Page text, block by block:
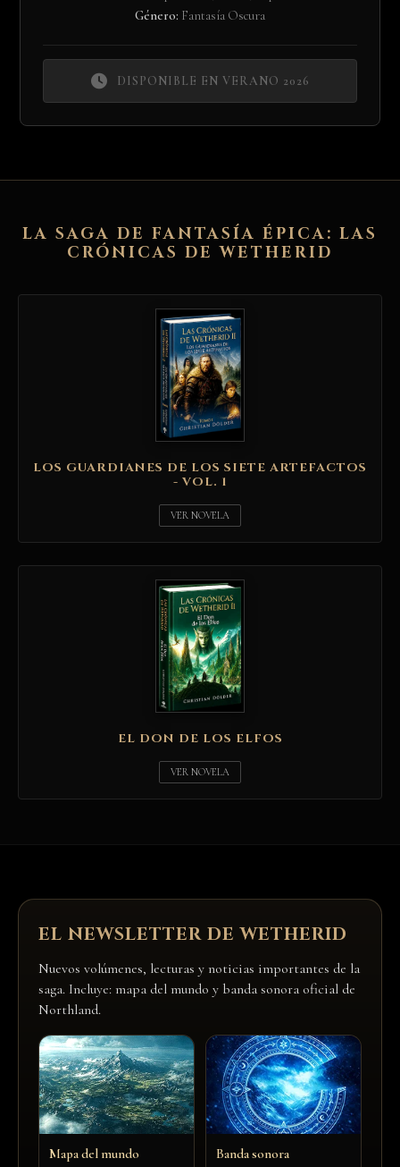
Género: Fantasía Oscura
DISPONIBLE EN VERANO 2026
LA SAGA DE FANTASÍA ÉPICA: LAS
CRÓNICAS DE WETHERID
LOS GUARDIANES DE LOS SIETE ARTEFACTOS
- VOL. 1
VER NOVELA
EL DON DE LOS ELFOS
VER NOVELA
EL NEWSLETTER DE WETHERID
Nuevos volúmenes, lecturas y noticias importantes de la
saga. Incluye: mapa del mundo y banda sonora oficial de
Northland.
Mapa del mundo Banda sonora